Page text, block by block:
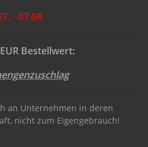
- 07.08.
Bestellwert:
an Unternehmen in deren
nicht zum Eigengebrauch!